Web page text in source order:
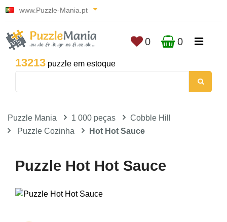
www.Puzzle-Mania.pt
13213 puzzle em estoque
0 0
Puzzle Mania 1 000 peças
Cobble Hill
Puzzle Cozinha
Hot Hot Sauce
Puzzle Hot Hot Sauce